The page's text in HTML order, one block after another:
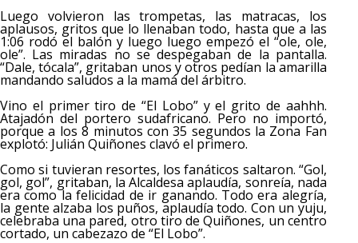
Luego volvieron las trompetas, las matracas, los
aplausos, gritos que lo llenaban todo, hasta que a las
1:06 rodó el balón y luego luego empezó el “ole, ole,
ole”. Las miradas no se despegaban de la pantalla.
“Dale, tócala”, gritaban unos y otros pedían la amarilla
mandando saludos a la mamá del árbitro.
Vino el primer tiro de “El Lobo” y el grito de aahhh.
Atajadón del portero sudafricano. Pero no importó,
porque a los 8 minutos con 35 segundos la Zona Fan
explotó: Julián Quiñones clavó el primero.
Como si tuvieran resortes, los fanáticos saltaron. “Gol,
gol, gol”, gritaban, la Alcaldesa aplaudía, sonreía, nada
era como la felicidad de ir ganando. Todo era alegría,
la gente alzaba los puños, aplaudía todo. Con un yuju,
celebraba una pared, otro tiro de Quiñones, un centro
cortado, un cabezazo de “El Lobo”.